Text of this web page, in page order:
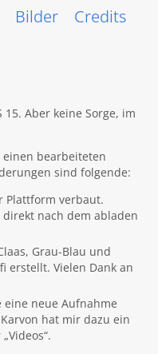
Bilder Credits
Aber keine Sorge, im
bearbeiteten
sind folgende:
Plattform verbaut.
nach dem abladen
Grau-Blau und
erstellt. Vielen Dank an
eine neue Aufnahme
hat mir dazu ein